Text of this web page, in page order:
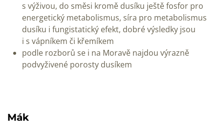
s výživou, do směsi kromě dusíku ještě fosfor pro
energetický metabolismus, síra pro metabolismus
dusíku i fungistatický efekt, dobré výsledky jsou
i s vápníkem či křemíkem
podle rozborů se i na Moravě najdou výrazně
podvyživené porosty dusíkem
Mák